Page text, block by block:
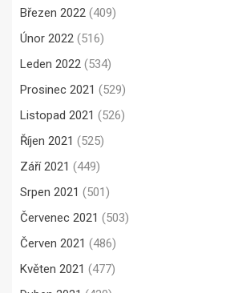
Březen 2022 (409)
Únor 2022 (516)
Leden 2022 (534)
Prosinec 2021 (529)
Listopad 2021 (526)
Říjen 2021 (525)
Září 2021 (449)
Srpen 2021 (501)
Červenec 2021 (503)
Červen 2021 (486)
Květen 2021 (477)